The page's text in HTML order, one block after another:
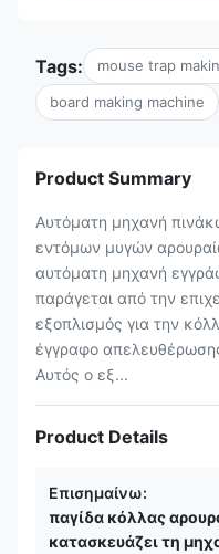
Tags: mouse trap
board making machine
Product Summary
Αυτόματη μηχανή
εντόμων μυγών
αυτόματη μηχανή
παράγεται από την
εξοπλισμός για την
έγγραφο
Αυτός ο εξ...
Product Details
Επισημαίνω:
παγίδα κόλλας
κατασκευάζει τη